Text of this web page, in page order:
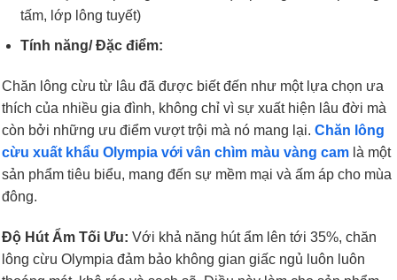
tấm, lớp lông tuyết)
Tính năng/ Đặc điểm:
Chăn lông cừu từ lâu đã được biết đến như một lựa chọn ưa
thích của nhiều gia đình, không chỉ vì sự xuất hiện lâu đời mà
còn bởi những ưu điểm vượt trội mà nó mang lại. Chăn lông
cừu xuất khẩu Olympia với vân chìm màu vàng cam là một
sản phẩm tiêu biểu, mang đến sự mềm mại và ấm áp cho mùa
đông.
Độ Hút Ẩm Tối Ưu: Với khả năng hút ẩm lên tới 35%, chăn
lông cừu Olympia đảm bảo không gian giấc ngủ luôn luôn